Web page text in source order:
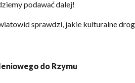
podawać dalej!
sprawdzi, jakie kulturalne
do Rzymu